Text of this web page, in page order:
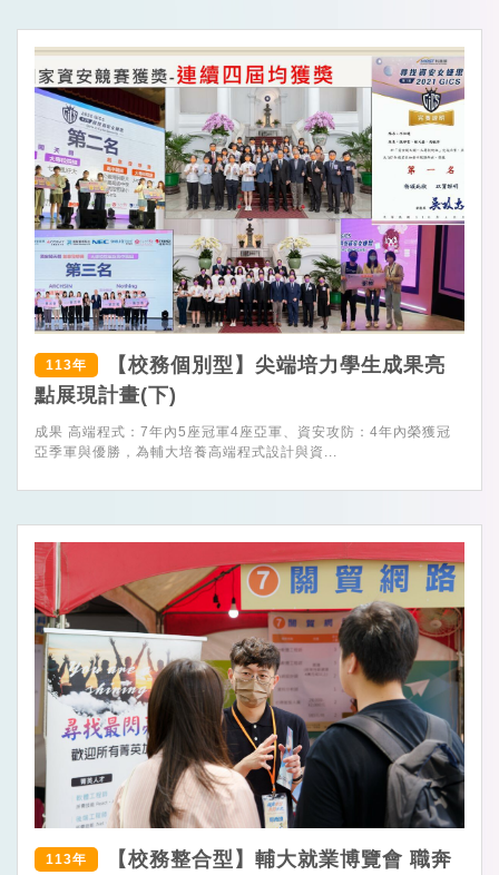
113年
【校務個別型】尖端培力學生成果亮
點展現計畫(下)
成果 高端程式：7年內5座冠軍4座亞軍、資安攻防：4年內榮獲冠
亞季軍與優勝，為輔大培養高端程式設計與資...
113年 【校務整合型】輔大就業博覽會 職奔